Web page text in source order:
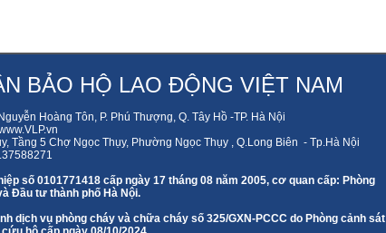
BẢO HỘ LAO ĐỘNG VIỆT NAM
Hoàng Tôn, P. Phú Thượng, Q. Tây Hồ -TP. Hà Nội
Tầng 5 Chợ Ngọc Thụy, Phường Ngọc Thụy , Q.Long Biên - Tp.Hà Nội
số 0101771418 cấp ngày 17 tháng 08 năm 2005, cơ quan cấp: Phòng
Đầu tư thành phố Hà Nội.
dịch vụ phòng cháy và chữa cháy số 325/GXN-PCCC do Phòng cảnh sát